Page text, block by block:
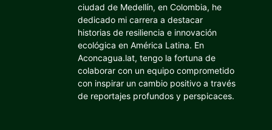
ciudad de Medellín, en Colombia, he
dedicado mi carrera a destacar
historias de resiliencia e innovación
ecológica en América Latina. En
Aconcagua.lat, tengo la fortuna de
colaborar con un equipo comprometido
con inspirar un cambio positivo a través
de reportajes profundos y perspicaces.